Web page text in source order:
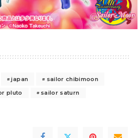
japan
sailor chibimoon
pluto
sailor saturn